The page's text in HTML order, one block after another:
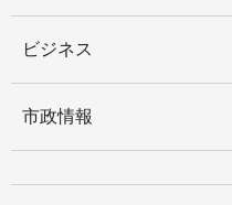
ビジネス
市政情報